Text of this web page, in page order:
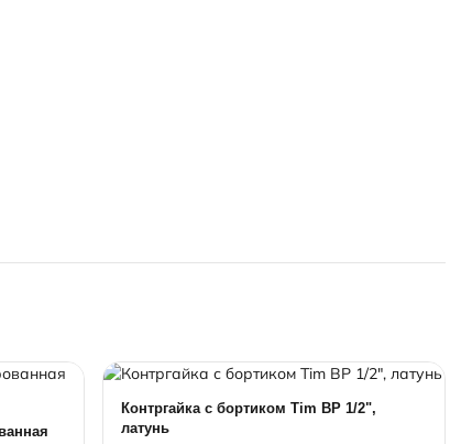
Контргайка с бортиком Tim ВР 1/2",
латунь